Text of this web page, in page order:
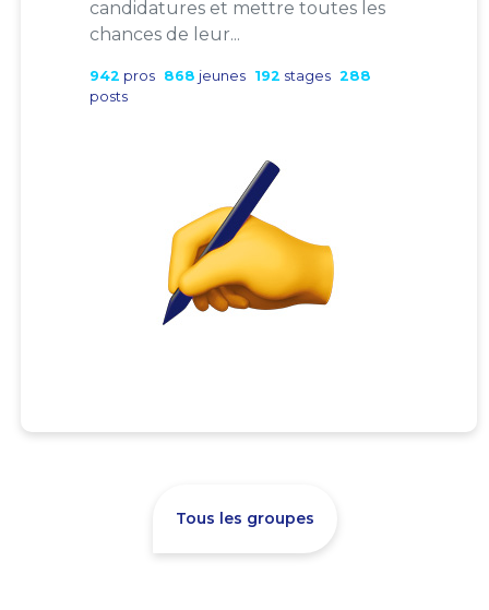
candidatures et mettre toutes les
chances de leur...
942 pros 868 jeunes 192 stages 288
posts
Tous les groupes